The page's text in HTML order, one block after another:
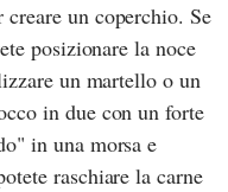
un coperchio. Se
posizionare la noce
un martello o un
in due con un forte
in una morsa e
raschiare la carne